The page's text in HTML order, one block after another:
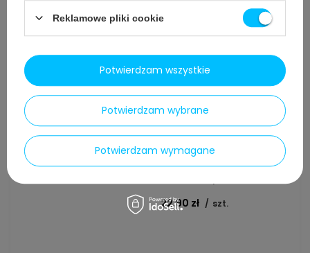
Dodaj do ulubionych Do koszyka
NEW Seltino Odkamieniacz
1000 ml REd Technology
#mama300 (Entkalker,
22,90 zł / szt.
Reklamowe pliki cookie
Potwierdzam wybrane
Potwierdzam wymagane
Potwierdzam wszystkie